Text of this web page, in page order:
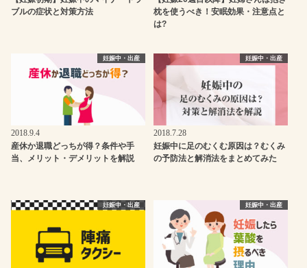
ブルの症状と対策方法
枕を使うべき！安眠効果・注意点と
は?
妊娠中・出産
2018.9.4
産休か退職どっちが得？条件や手
当、メリット・デメリットを解説
妊娠中・出産
2018.7.28
妊娠中に足のむくむ原因は？むくみ
の予防法と解消法をまとめてみた
妊娠中・出産 妊娠中・出産